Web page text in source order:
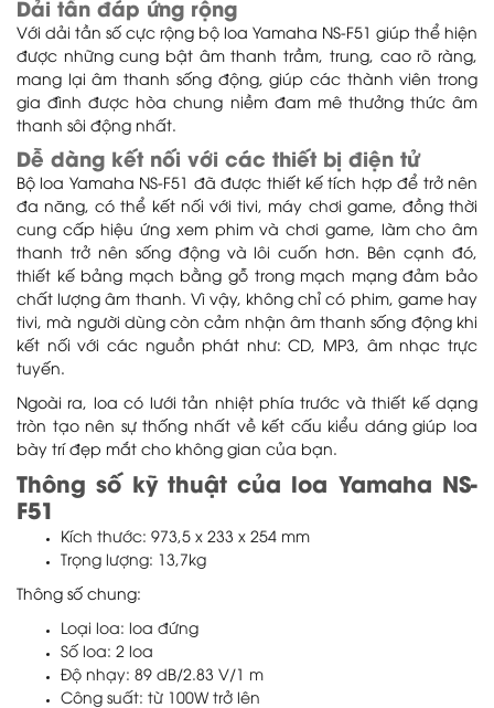
Dải tần đáp ứng rộng
Với dải tần số cực rộng bộ loa Yamaha NS-F51 giúp thể hiện
được những cung bật âm thanh trầm, trung, cao rõ ràng,
mang lại âm thanh sống động, giúp các thành viên trong
gia đình được hòa chung niềm đam mê thưởng thức âm
thanh sôi động nhất.
Dễ dàng kết nối với các thiết bị điện tử
Bộ loa Yamaha NS-F51 đã được thiết kế tích hợp để trở nên
đa năng, có thể kết nối với tivi, máy chơi game, đồng thời
cung cấp hiệu ứng xem phim và chơi game, làm cho âm
thanh trở nên sống động và lôi cuốn hơn. Bên cạnh đó,
thiết kế bảng mạch bằng gỗ trong mạch mạng đảm bảo
chất lượng âm thanh. Vì vậy, không chỉ có phim, game hay
tivi, mà người dùng còn cảm nhận âm thanh sống động khi
kết nối với các nguồn phát như: CD, MP3, âm nhạc trực
tuyến.
Ngoài ra, loa có lưới tản nhiệt phía trước và thiết kế dạng
tròn tạo nên sự thống nhất về kết cấu kiểu dáng giúp loa
bày trí đẹp mắt cho không gian của bạn.
Thông số kỹ thuật của loa Yamaha NS-
F51
Kích thước: 973,5 x 233 x 254 mm
Trọng lượng: 13,7kg
Thông số chung:
Loại loa: loa đứng
Số loa: 2 loa
Độ nhạy: 89 dB/2.83 V/1 m
Công suất: từ 100W trở lên